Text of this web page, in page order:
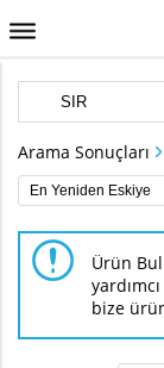
Arama Sonuçları
Ürün
bize